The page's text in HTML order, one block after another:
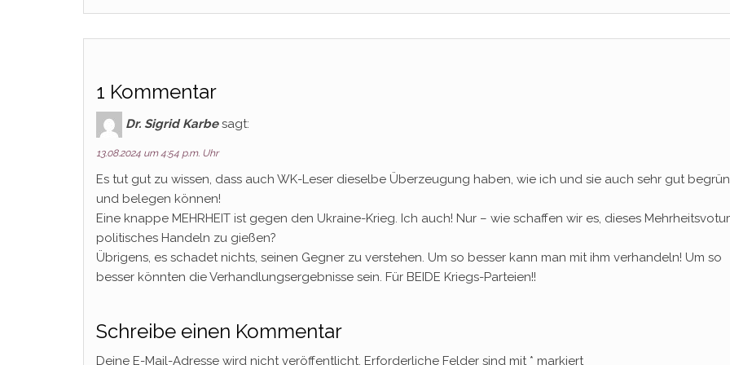
1 Kommentar
Dr. Sigrid Karbe sagt:
13.08.2024 um 4:54 p.m. Uhr
Es tut gut zu wissen, dass auch WK-Leser dieselbe Überzeugung haben, wie ich und sie auch sehr gut
und belegen können!
Eine knappe MEHRHEIT ist gegen den Ukraine-Krieg. Ich auch! Nur – wie schaffen wir es, dieses
politisches Handeln zu gießen?
Übrigens, es schadet nichts, seinen Gegner zu verstehen. Um so besser kann man mit ihm verhandeln! Um so
besser könnten die Verhandlungsergebnisse sein. Für BEIDE Kriegs-Parteien!!
Schreibe einen Kommentar
Deine E-Mail-Adresse wird nicht veröffentlicht. Erforderliche Felder sind mit * markiert